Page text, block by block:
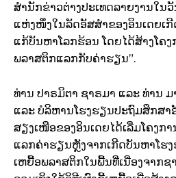
ສຳນັກຂ່າວຕ່າງປະເທດລາຍງານໃນ
ແຫ່ງໜຶ່ງໃນລັດອັສສຳຂອງອິນເດຍເ
ແກ້ບັນຫາໂລກຮ້ອນ ໂດຍໄດ້ສ້າງໂຄ
ພລາສຕິກແລກກັບຄ່າຮຽນ”.
ທ່ານ ປາຣມິຕາ ຊາຣມາ ແລະ ທ່ານ
ແລະ ບໍລິຫານໂຮງຮຽນປະຖົມສຶກສາ
ສຽງເໜືອຂອງອິນເດຍໄດ້ເລີ່ມໂຄງກ
ແລກຄ່າຮຽນຫຼັງຈາກເກີດບັນຫາໂຮ
ເຫຍື້ອພລາສຕິກໃນພື້ນທີ່ເນື່ອງຈາກ